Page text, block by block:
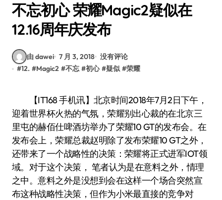
不忘初心 荣耀Magic2疑似在
12.16周年庆发布
由 dawei 7 月 3, 2018 没有评论
#12. #Magic2 #不忘 #初心 #疑似 #荣耀
【IT168 手机讯】北京时间2018年7月2日下午，
迎着世界杯火热的气氛，荣耀别出心裁的在北京三
里屯的赫佰仕啤酒坊举办了荣耀10 GT的发布会。在
发布会上，荣耀总裁赵明除了发布荣耀10 GT之外，
还带来了一个战略性的决策：荣耀将正式进军IOT领
域。对于这个决策， 笔者认为是在意料之外，情理
之中。意料之外是没想到会在这样一个场合突然宣
布这种战略性决策，但作为小米最直接的竞争对